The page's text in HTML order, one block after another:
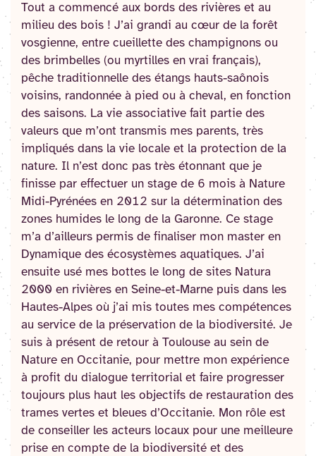
Tout a commencé aux bords des rivières et au
milieu des bois ! J’ai grandi au cœur de la forêt
vosgienne, entre cueillette des champignons ou
des brimbelles (ou myrtilles en vrai français),
pêche traditionnelle des étangs hauts-saônois
voisins, randonnée à pied ou à cheval, en fonction
des saisons. La vie associative fait partie des
valeurs que m’ont transmis mes parents, très
impliqués dans la vie locale et la protection de la
nature. Il n’est donc pas très étonnant que je
finisse par effectuer un stage de 6 mois à Nature
Midi-Pyrénées en 2012 sur la détermination des
zones humides le long de la Garonne. Ce stage
m’a d’ailleurs permis de finaliser mon master en
Dynamique des écosystèmes aquatiques. J’ai
ensuite usé mes bottes le long de sites Natura
2000 en rivières en Seine-et-Marne puis dans les
Hautes-Alpes où j’ai mis toutes mes compétences
au service de la préservation de la biodiversité. Je
suis à présent de retour à Toulouse au sein de
Nature en Occitanie, pour mettre mon expérience
à profit du dialogue territorial et faire progresser
toujours plus haut les objectifs de restauration des
trames vertes et bleues d’Occitanie. Mon rôle est
de conseiller les acteurs locaux pour une meilleure
prise en compte de la biodiversité et des